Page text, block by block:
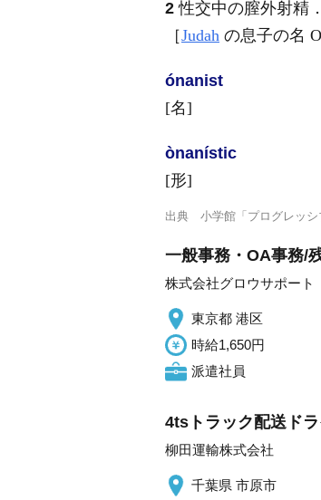
2 性交中の膣外射精 ．
［Judah の息子の名
ónanist
[名]
ònanístic
[形]
出典 小学館「プログレッシ
一般事務・OA事務/
株式会社グロウサポート
東京都 港区
時給1,650円
派遣社員
4tsトラック配送ド
柳田運輸株式会社
千葉県 市原市